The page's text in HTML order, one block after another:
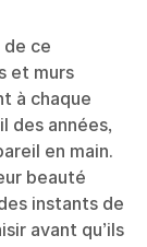
ce
et murs
à chaque
des années,
en main.
beauté
instants de
avant qu’ils